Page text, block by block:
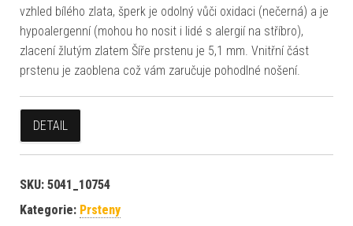
vzhled bílého zlata, šperk je odolný vůči oxidaci (nečerná) a je
hypoalergenní (mohou ho nosit i lidé s alergií na stříbro),
zlacení žlutým zlatem Šíře prstenu je 5,1 mm. Vnitřní část
prstenu je zaoblena což vám zaručuje pohodlné nošení.
DETAIL
SKU: 5041_10754
Kategorie: Prsteny